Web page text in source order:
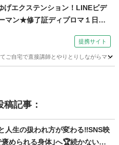
げエクステンション！LINEビデ
マン★修了証ディプロマ１日完
提携サイト
ご自宅で直接講師とやりとりしながらマ
記事：
人生の扱われ方が変わる‼️SNS映
められる身体｣へ🏆続かない人